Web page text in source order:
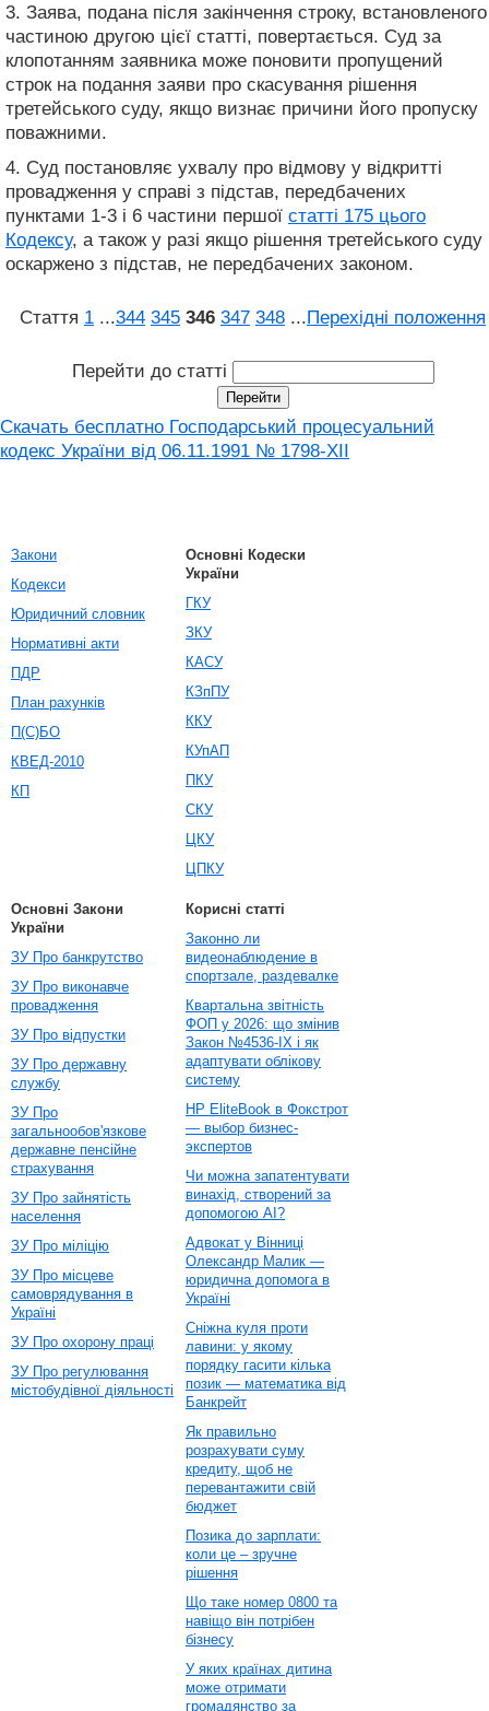
3. Заява, подана після закінчення строку, встановленого
частиною другою цієї статті, повертається. Суд за
клопотанням заявника може поновити пропущений
строк на подання заяви про скасування рішення
третейського суду, якщо визнає причини його пропуску
поважними.
4. Суд постановляє ухвалу про відмову у відкритті
провадження у справі з підстав, передбачених
пунктами 1-3 і 6 частини першої статті 175 цього
Кодексу, а також у разі якщо рішення третейського суду
оскаржено з підстав, не передбачених законом.
Стаття 1 ...344 345 346 347 348 ...Перехідні положення
Перейти до статті
Скачать бесплатно Господарський процесуальний
кодекс України від 06.11.1991 № 1798-XII
Закони
Кодекси
Юридичний словник
Нормативні акти
ПДР
План рахунків
П(С)БО
КВЕД-2010
КП
Основні Кодески
України
ГКУ
ЗКУ
КАСУ
КЗпПУ
ККУ
КУпАП
ПКУ
СКУ
ЦКУ
ЦПКУ
Основні Закони
України
ЗУ Про банкрутство
ЗУ Про виконавче
провадження
ЗУ Про відпустки
ЗУ Про державну
службу
ЗУ Про
загальнообов'язкове
державне пенсійне
страхування
ЗУ Про зайнятість
населення
ЗУ Про міліцію
ЗУ Про місцеве
самоврядування в
Україні
ЗУ Про охорону праці
ЗУ Про регулювання
містобудівної діяльності
Корисні статті
Законно ли
видеонаблюдение в
спортзале, раздевалке
Квартальна звітність
ФОП у 2026: що змінив
Закон №4536-IX і як
адаптувати облікову
систему
HP EliteBook в Фокстрот
— выбор бизнес-
экспертов
Чи можна запатентувати
винахід, створений за
допомогою AI?
Адвокат у Вінниці
Олександр Малик —
юридична допомога в
Україні
Сніжна куля проти
лавини: у якому
порядку гасити кілька
позик — математика від
Банкрейт
Як правильно
розрахувати суму
кредиту, щоб не
перевантажити свій
бюджет
Позика до зарплати:
коли це – зручне
рішення
Що таке номер 0800 та
навіщо він потрібен
бізнесу
У яких країнах дитина
може отримати
громадянство за